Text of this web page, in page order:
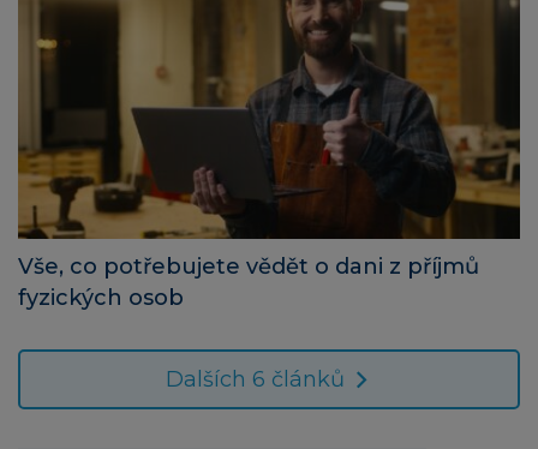
Vše, co potřebujete vědět o dani z příjmů
fyzických osob
Dalších 6 článků